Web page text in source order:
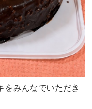
をみんなでいただき